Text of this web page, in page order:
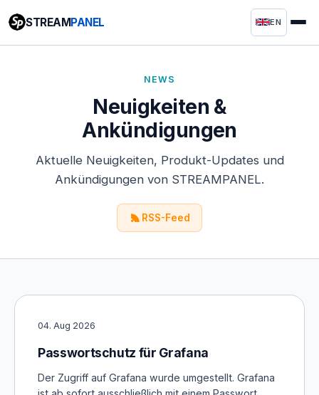
STREAMPANEL EN
NEWS
Neuigkeiten &
Ankündigungen
Aktuelle Neuigkeiten, Produkt-Updates und
Ankündigungen von STREAMPANEL.
RSS-Feed
04. Aug 2026
Passwortschutz für Grafana
Der Zugriff auf Grafana wurde umgestellt. Grafana